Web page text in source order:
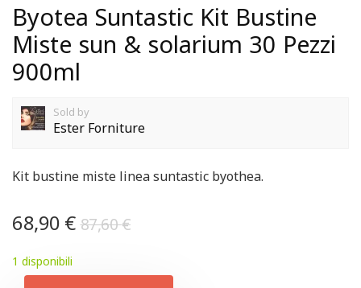
Byotea Suntastic Kit Bustine
Miste sun & solarium 30 Pezzi
900ml
Sold by
Ester Forniture
Kit bustine miste linea suntastic byothea.
87,60€
68,90 €
1 disponibili